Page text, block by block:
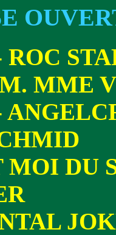
ROC
MME
MOI DU